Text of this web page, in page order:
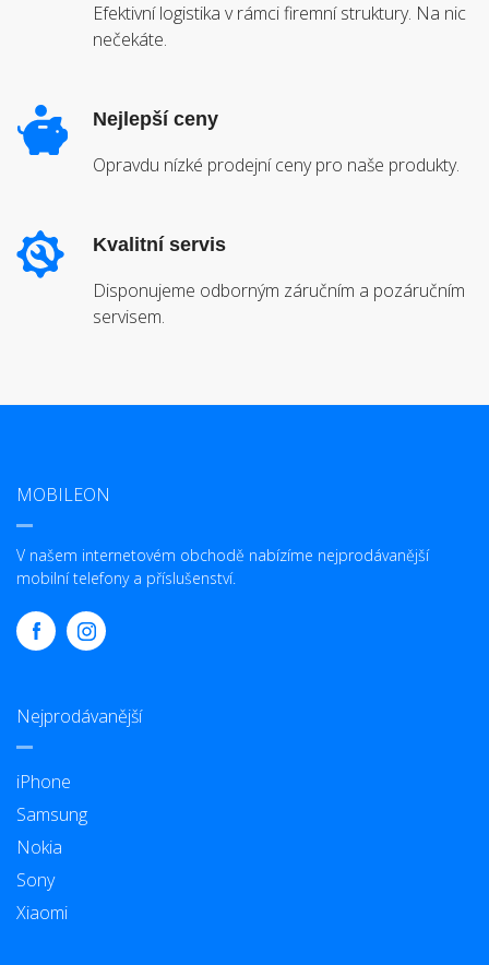
Efektivní logistika v rámci firemní struktury. Na nic
nečekáte.
Nejlepší ceny
Opravdu nízké prodejní ceny pro naše produkty.
Kvalitní servis
Disponujeme odborným záručním a pozáručním
servisem.
MOBILEON
V našem internetovém obchodě nabízíme nejprodávanější
mobilní telefony a příslušenství.
Nejprodávanější
iPhone
Samsung
Nokia
Sony
Xiaomi